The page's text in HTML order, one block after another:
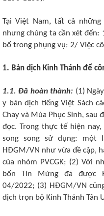
Tại Việt Nam, tất cả
nhưng chúng ta cần xét đến:
bố trong phụng vụ; 2/ Việc
1. Bản dịch Kinh Thánh để
1.1. Đã hoàn thành: (1)
y bản dịch tiếng Việt Sách
Chay và Mùa Phục Sinh, sau
đọc. Trong thực tế hiện
song song sử dụng: một
HĐGM/VN như vừa đề cập,
của nhóm PVCGK; (2) Với
bốn Tin Mừng đã được
04/2022; (3) HĐGM/VN
dịch trọn bộ Kinh Thánh Tân